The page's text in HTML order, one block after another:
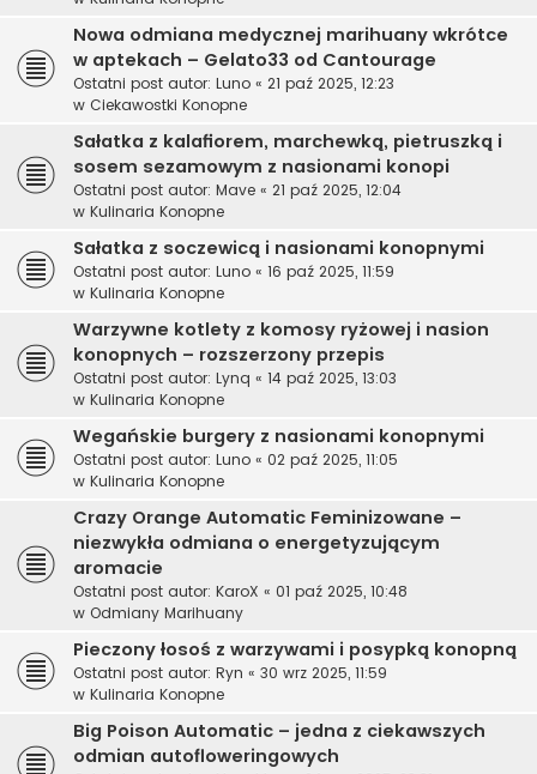
Nowa odmiana medycznej marihuany wkrótce
w aptekach – Gelato33 od Cantourage
Ostatni post autor: Luno « 21 paź 2025, 12:23
w Ciekawostki Konopne
Sałatka z kalafiorem, marchewką, pietruszką i
sosem sezamowym z nasionami konopi
Ostatni post autor: Mave « 21 paź 2025, 12:04
w Kulinaria Konopne
Sałatka z soczewicą i nasionami konopnymi
Ostatni post autor: Luno « 16 paź 2025, 11:59
w Kulinaria Konopne
Warzywne kotlety z komosy ryżowej i nasion
konopnych – rozszerzony przepis
Ostatni post autor: Lynq « 14 paź 2025, 13:03
w Kulinaria Konopne
Wegańskie burgery z nasionami konopnymi
Ostatni post autor: Luno « 02 paź 2025, 11:05
w Kulinaria Konopne
Crazy Orange Automatic Feminizowane –
niezwykła odmiana o energetyzującym
aromacie
Ostatni post autor: KaroX « 01 paź 2025, 10:48
w Odmiany Marihuany
Pieczony łosoś z warzywami i posypką konopną
Ostatni post autor: Ryn « 30 wrz 2025, 11:59
w Kulinaria Konopne
Big Poison Automatic – jedna z ciekawszych
odmian autofloweringowych